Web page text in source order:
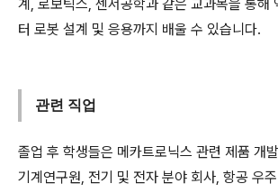
계, 로보틱스, 센서공학과 같은 교과목을 통해
터 로봇 설계 및 응용까지 배울 수 있습니다.
관련 직업
졸업 후 학생들은 메카트로닉스 관련 제품 개
기계연구원, 전기 및 전자 분야 회사, 항공 우